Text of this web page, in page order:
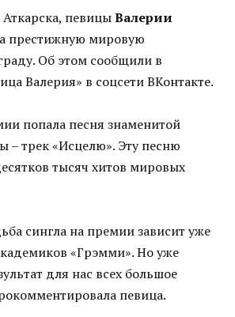
певицыВалерии
престижную мировую
Об этом сообщили в
Валерия» в соцсети ВКонтакте.
попала песня знаменитой
– трек «Исцелю». Эту песню
тысяч хитов мировых
сингла на премии зависит уже
«Грэмми». Но уже
для нас всех большое
певица.